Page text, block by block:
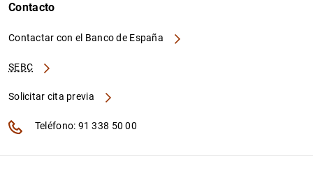
Contacto
Contactar con el Banco de España
SEBC
Solicitar cita previa
Teléfono: 91 338 50 00